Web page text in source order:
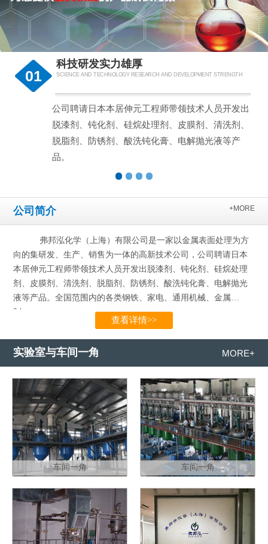
01
科技研发实力雄厚
SCIENCE AND TECHNOLOGY RESEARCH AND DEVELOPMENT STRENGTH
公司聘请日本本居伸元工程师带领技术人员开发出
脱漆剂、钝化剂、硅烷处理剂、皮膜剂、清洗剂、
脱脂剂、防锈剂、酸洗钝化膏、电解抛光液等产
品。
公司简介 +MORE
弗邦泓化学（上海）有限公司是一家以金属表面处理为方
向的集研发、生产、销售为一体的高新技术公司，公司聘请日本
本居伸元工程师带领技术人员开发出脱漆剂、钝化剂、硅烷处理
剂、皮膜剂、清洗剂、脱脂剂、防锈剂、酸洗钝化膏、电解抛光
液等产品。全国范围内的各类钢铁、家电、通用机械、金属
制…...
查看详情>>
实验室与车间一角 MORE+
车间一角 车间一角